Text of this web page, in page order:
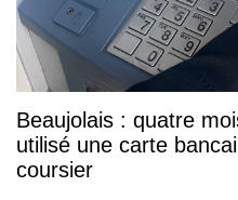
Beaujolais : quatre
utilisé une carte
coursier